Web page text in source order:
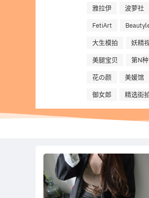
雅拉伊 波萝社
FetiArt
大生模拍 妖精
美腿宝贝 第N
花の颜 美媛馆
御女郎 精选街